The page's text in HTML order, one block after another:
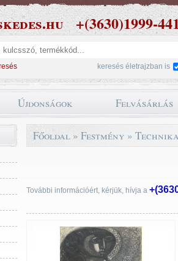
+(3630)1999-
keresés életrajzban is
Újdonságok Felvásárlás
Főoldal » Festmény »
További információért, kérjük, hívja a